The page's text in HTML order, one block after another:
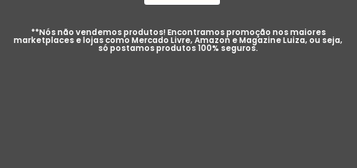
**Nós não vendemos produtos! Encontramos promoção nos maiores
marketplaces e lojas como Mercado Livre, Amazon e Magazine Luiza, ou seja,
só postamos produtos 100% seguros.